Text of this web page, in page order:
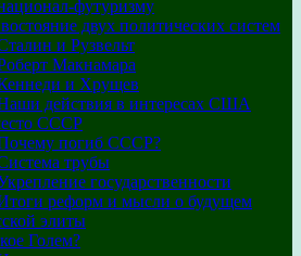
футуризму
двух политических систем
и Рузвельт
Макнамара
и Хрущев
действия в интересах США
СССР
погиб СССР?
трубы
государственности
реформ и мысли о будущем
элиты
Голем?